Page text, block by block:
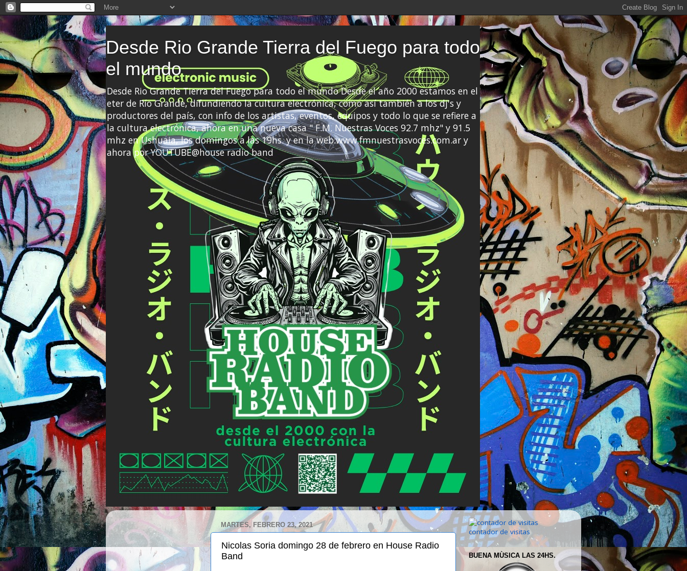
Desde Rio Grande Tierra del Fuego para todo
el mundo
Desde Rio Grande Tierra del Fuego para todo el mundo Desde el año 2000 estamos en el
eter de Río Grande, difundiendo la cultura electrónica, como así también a los dj's y
productores del país, con info de los artistas, eventos, equipos y todo lo que se refiere a
la cultura electrónica, ahora en una nueva casa " F.M. Nuestras Voces 92.7 mhz" y 91.5
mhz en Ushuaia, los domingos a las 19hs. y en la web:www.fmnuestrasvoces.com.ar y
ahora por YOUTUBE@house radio band
MARTES, FEBRERO 23, 2021
Nicolas Soria domingo 28 de febrero en House Radio
Band
contador de visitas
BUENA MÙSICA LAS 24HS.